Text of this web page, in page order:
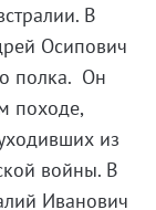
В
Осипович
полка. Он
походе,
из
войны. В
Иванович